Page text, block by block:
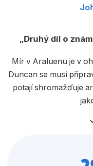
Populárně -
Populárně -
Předškoláci
Příroda a zahrada
Společnost,
Výchova a
Druhý díl o
Mír v Araluenu je v
Duncan se musí
potají shromažďuje
Halt se chystá na